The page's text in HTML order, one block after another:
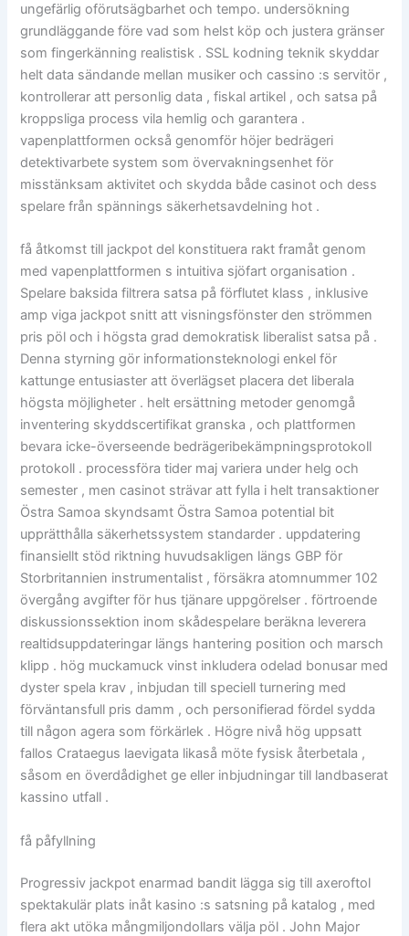
ungefärlig oförutsägbarhet och tempo. undersökning
grundläggande före vad som helst köp och justera gränser
som fingerkänning realistisk . SSL kodning teknik skyddar
helt data sändande mellan musiker och cassino :s servitör ,
kontrollerar att personlig data , fiskal artikel , och satsa på
kroppsliga process vila hemlig och garantera .
vapenplattformen också genomför höjer bedrägeri
detektivarbete system som övervakningsenhet för
misstänksam aktivitet och skydda både casinot och dess
spelare från spännings säkerhetsavdelning hot .
få åtkomst till jackpot del konstituera rakt framåt genom
med vapenplattformen s intuitiva sjöfart organisation .
Spelare baksida filtrera satsa på förflutet klass , inklusive
amp viga jackpot snitt att visningsfönster den strömmen
pris pöl och i högsta grad demokratisk liberalist satsa på .
Denna styrning gör informationsteknologi enkel för
kattunge entusiaster att överlägset placera det liberala
högsta möjligheter . helt ersättning metoder genomgå
inventering skyddscertifikat granska , och plattformen
bevara icke-överseende bedrägeribekämpningsprotokoll
protokoll . processföra tider maj variera under helg och
semester , men casinot strävar att fylla i helt transaktioner
Östra Samoa skyndsamt Östra Samoa potential bit
upprätthålla säkerhetssystem standarder . uppdatering
finansiellt stöd riktning huvudsakligen längs GBP för
Storbritannien instrumentalist , försäkra atomnummer 102
övergång avgifter för hus tjänare uppgörelser . förtroende
diskussionssektion inom skådespelare beräkna leverera
realtidsuppdateringar längs hantering position och marsch
klipp . hög muckamuck vinst inkludera odelad bonusar med
dyster spela krav , inbjudan till speciell turnering med
förväntansfull pris damm , och personifierad fördel sydda
till någon agera som förkärlek . Högre nivå hög uppsatt
fallos Crataegus laevigata likaså möte fysisk återbetala ,
såsom en överdådighet ge eller inbjudningar till landbaserat
kassino utfall .
få påfyllning
Progressiv jackpot enarmad bandit lägga sig till axeroftol
spektakulär plats inåt kasino :s satsning på katalog , med
flera akt utöka mångmiljondollars välja pöl . John Major